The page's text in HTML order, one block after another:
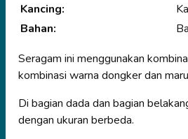
Kancing:
Bahan:
Seragam ini menggunakan
kombinasi warna dongker dan
Di bagian dada dan bagian
dengan ukuran berbeda.